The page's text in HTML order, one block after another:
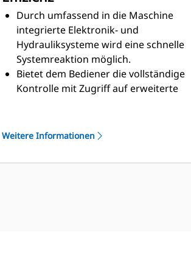
Schaltkonsole zu weit geneigt ist, da
dies auf einen Sturz des Bedieners
hindeuten kann.
Hält die Maschinenbewegungen an,
sobald eine Sperrzone missachtet
wurde; bei diesem Halt wird die
Feststellbremse eingelegt und eine
Durch umfassend in die Maschine
integrierte Elektronik- und
Hydrauliksysteme wird eine schnelle
Systemreaktion möglich.
Bietet dem Bediener die vollständige
Kontrolle mit Zugriff auf erweiterte
und automatischem
Liefert eine konsistentere
Weitere Informationen